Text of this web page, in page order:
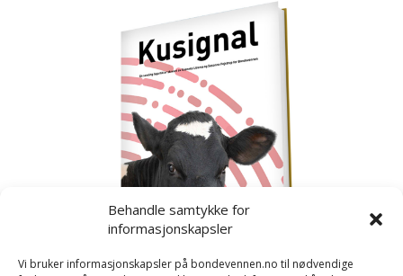
Behandle samtykke for
informasjonskapsler
Vi bruker informasjonskapsler på bondevennen.no til nødvendige